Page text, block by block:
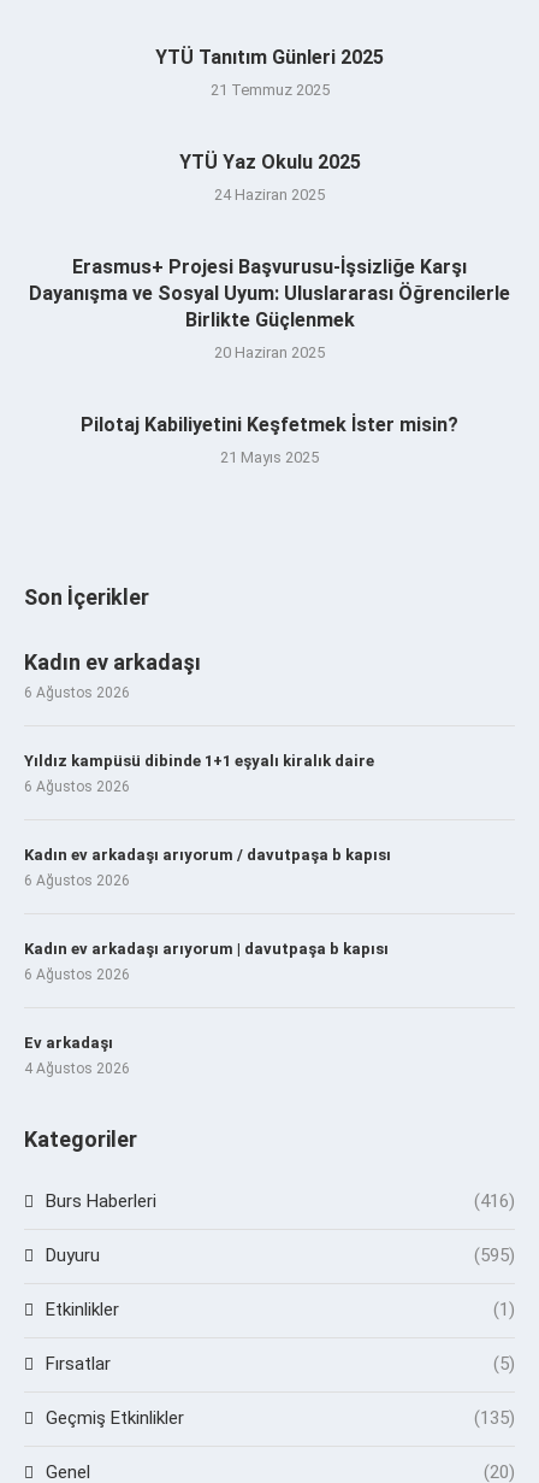
YTÜ Tanıtım Günleri 2025
21 Temmuz 2025
YTÜ Yaz Okulu 2025
24 Haziran 2025
Erasmus+ Projesi Başvurusu-İşsizliğe Karşı
Dayanışma ve Sosyal Uyum: Uluslararası Öğrencilerle
Birlikte Güçlenmek
20 Haziran 2025
Pilotaj Kabiliyetini Keşfetmek İster misin?
21 Mayıs 2025
Son İçerikler
Kadın ev arkadaşı
6 Ağustos 2026
Yıldız kampüsü dibinde 1+1 eşyalı kiralık daire
6 Ağustos 2026
Kadın ev arkadaşı arıyorum / davutpaşa b kapısı
6 Ağustos 2026
Kadın ev arkadaşı arıyorum | davutpaşa b kapısı
6 Ağustos 2026
Ev arkadaşı
4 Ağustos 2026
Kategoriler
Burs Haberleri (416)
Duyuru (595)
Etkinlikler (1)
Fırsatlar (5)
Geçmiş Etkinlikler (135)
Genel (20)